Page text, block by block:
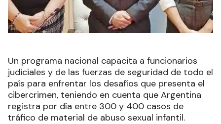
Un programa nacional capacita a funcionarios
judiciales y de las fuerzas de seguridad de todo el
país para enfrentar los desafíos que presenta el
cibercrimen, teniendo en cuenta que Argentina
registra por día entre 300 y 400 casos de
tráfico de material de abuso sexual infantil.